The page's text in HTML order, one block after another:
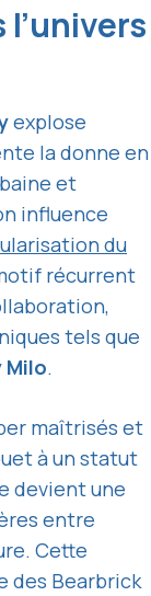
l’univers
explose
la donne en
et
influence
du
récurrent
tels que
Milo.
maîtrisés et
à un statut
devient une
entre
Cette
des Bearbrick